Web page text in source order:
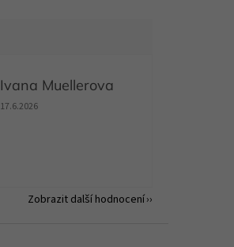
Ivana Muellerova
Hodnocení obchodu je 5 z 5 hvězdiček.
17.6.2026
Zobrazit další hodnocení